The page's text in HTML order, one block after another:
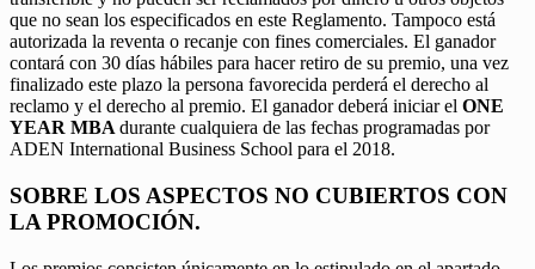
que no sean los especificados en este Reglamento. Tampoco está
autorizada la reventa o recanje con fines comerciales. El ganador
contará con 30 días hábiles para hacer retiro de su premio, una vez
finalizado este plazo la persona favorecida perderá el derecho al
reclamo y el derecho al premio. El ganador deberá iniciar el ONE
YEAR MBA durante cualquiera de las fechas programadas por
ADEN International Business School para el 2018.
SOBRE LOS ASPECTOS NO CUBIERTOS CON
LA PROMOCIÓN.